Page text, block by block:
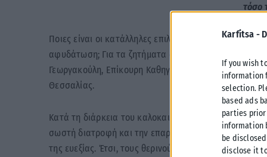
Karfitsa -
If you wish
information
selection.
based ads
parties
information
be
disclose it
τόσο
Ποιες είναι οι κατάλληλες επιλογές τροφίμων για
αφυδάτωση; Για τα ζητήματα αυτά μίλησε στο
Γεωργακούλη, Επίκουρη Καθηγήτρια του Τμήματος
Θεσσαλίας.
Κατά τη διάρκεια του καλοκαιριού, τονίζει η κ.
σωστή διατροφή και την επαρκή ενυδάτωση να
της ευεξίας. Έτσι, τους θερινούς μήνες προτιμώνται